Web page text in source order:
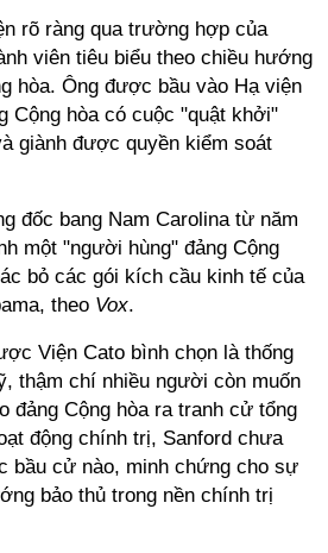
rõ ràng qua trường hợp của
viên tiêu biểu theo chiều hướng
hòa. Ông được bầu vào Hạ viện
Cộng hòa có cuộc "quật khởi"
giành được quyền kiểm soát
đốc bang Nam Carolina từ năm
một "người hùng" đảng Cộng
bỏ các gói kích cầu kinh tế của
theo Vox.
Viện Cato bình chọn là thống
thậm chí nhiều người còn muốn
đảng Cộng hòa ra tranh cử tổng
động chính trị, Sanford chưa
bầu cử nào, minh chứng cho sự
bảo thủ trong nền chính trị